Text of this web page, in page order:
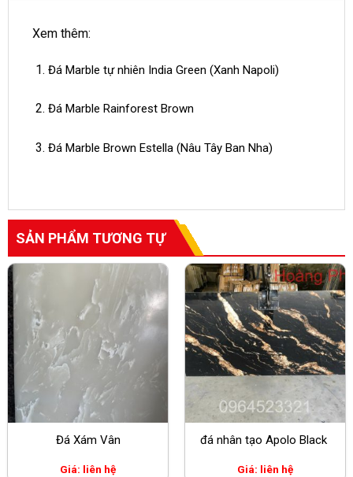
Xem thêm:
Đá Marble tự nhiên India Green (Xanh Napoli)
Đá Marble Rainforest Brown
Đá Marble Brown Estella (Nâu Tây Ban Nha)
SẢN PHẨM TƯƠNG TỰ
Đá Xám Vân
Giá: liên hệ
đá nhân tạo Apolo Black
Giá: liên hệ